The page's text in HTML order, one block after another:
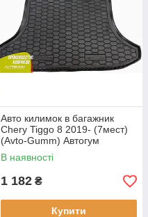
Авто килимок в багажник
Chery Tiggo 8 2019- (7мест)
(Avto-Gumm) Автогум
В наявності
1 182 ₴
Купити